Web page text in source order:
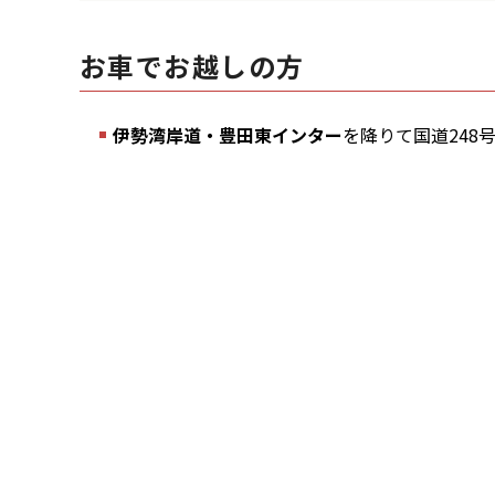
お車でお越しの方
伊勢湾岸道・豊田東インターを降りて国道248